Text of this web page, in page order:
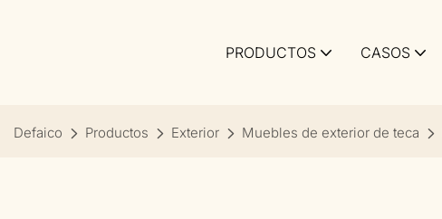
PRODUCTOS CASOS
Defaico Productos Exterior Muebles de exterior de teca